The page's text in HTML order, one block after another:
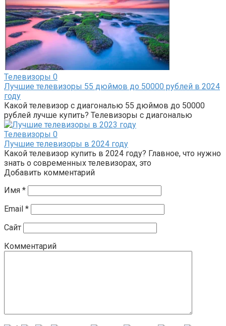
Телевизоры 0
Лучшие телевизоры 55 дюймов до 50000 рублей в 2024
году
Какой телевизор с диагональю 55 дюймов до 50000
рублей лучше купить? Телевизоры с диагональю
Телевизоры 0
Лучшие телевизоры в 2024 году
Какой телевизор купить в 2024 году? Главное, что нужно
знать о современных телевизорах, это
Добавить комментарий
Имя *
Email *
Сайт
Комментарий